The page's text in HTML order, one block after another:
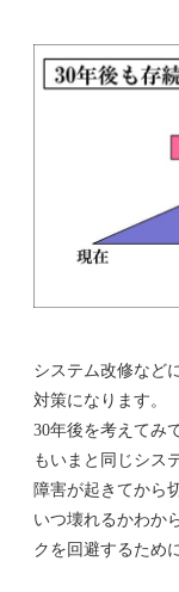
システム改修など
対策になります。
30年後を考えてみ
もいまと同じシス
障害が起きてから
いつ壊れるかわか
クを回避するため